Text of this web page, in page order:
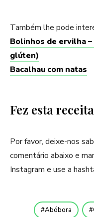
Também lhe pode
Bolinhos de ervilha –
glúten)
Bacalhau com natas
Fez esta
Por favor, deixe-nos
comentário abaixo e
Instagram e use a
Abóbora